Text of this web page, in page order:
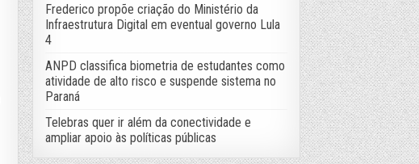
Frederico propõe criação do Ministério da
Infraestrutura Digital em eventual governo Lula
4
ANPD classifica biometria de estudantes como
atividade de alto risco e suspende sistema no
Paraná
Telebras quer ir além da conectividade e
ampliar apoio às políticas públicas